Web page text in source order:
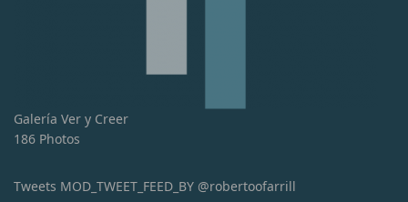
Galería Ver y Creer
186 Photos
Tweets MOD_TWEET_FEED_BY @robertoofarrill